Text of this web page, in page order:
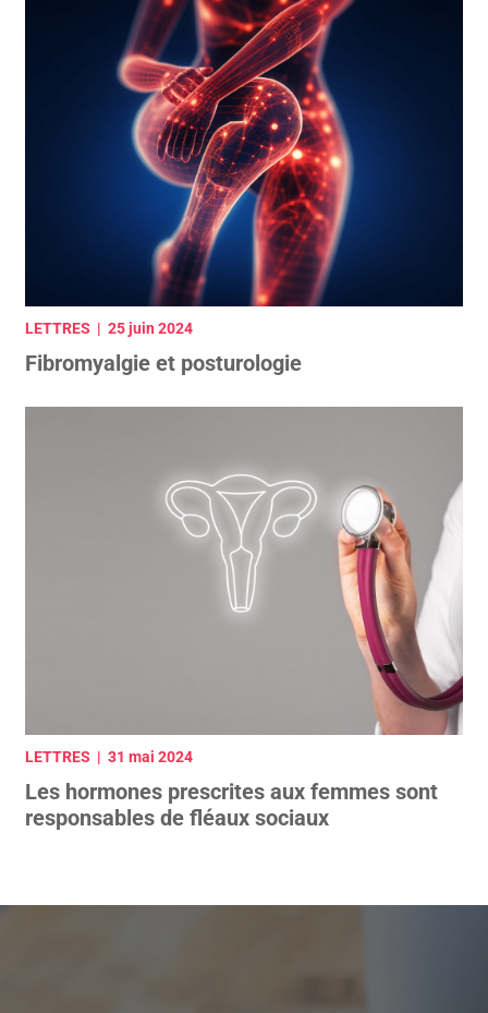
LETTRES | 25 juin 2024
Fibromyalgie et posturologie
LETTRES | 31 mai 2024
Les hormones prescrites aux femmes sont
responsables de fléaux sociaux